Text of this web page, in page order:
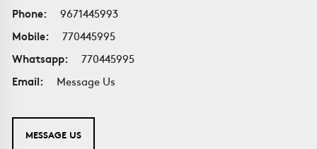
Phone:
9671445993
Mobile:
770445995
Whatsapp:
770445995
Email:
Message Us
MESSAGE US